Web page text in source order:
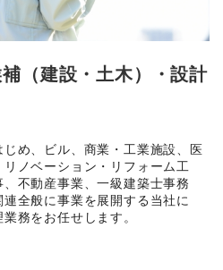
補（建設・土木）・設計
め、ビル、商業・工業施設、医
ノベーション・リフォーム工
不動産事業、一級建築士事務
連全般に事業を展開する当社に
務をお任せします。